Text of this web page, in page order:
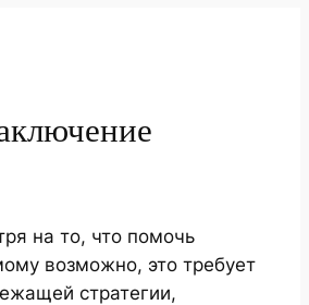
на то, что помочь
возможно, это требует
стратегии,